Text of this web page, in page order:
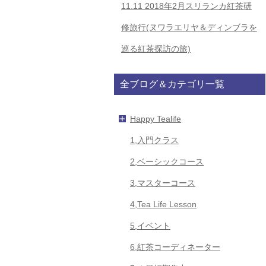
11.11 2018年2月スリランカ紅茶研
修旅行(ヌワラエリヤ＆ディンブラを
巡る紅茶探訪の旅)
全ブログ＆カテゴリ一覧
Happy Tealife
1,入門クラス
2,ベーシックコース
3,マスターコース
4,Tea Life Lesson
5,イベント
6,紅茶コーディネーター